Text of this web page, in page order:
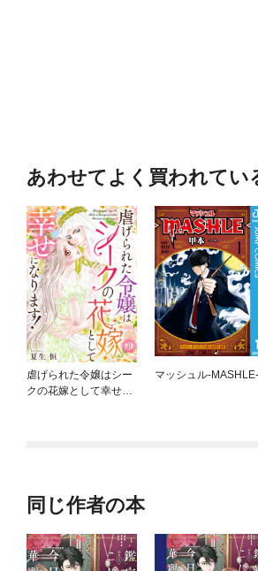
あわせてよく買われてい
虐げられた令嬢はシー
クの花嫁として幸せに
マッシュル-MASHLE-
同じ作者の本